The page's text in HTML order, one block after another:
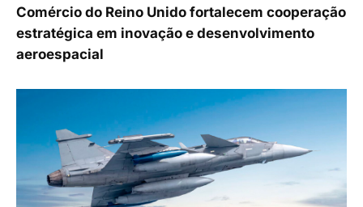
Comércio do Reino Unido fortalecem cooperação
estratégica em inovação e desenvolvimento
aeroespacial